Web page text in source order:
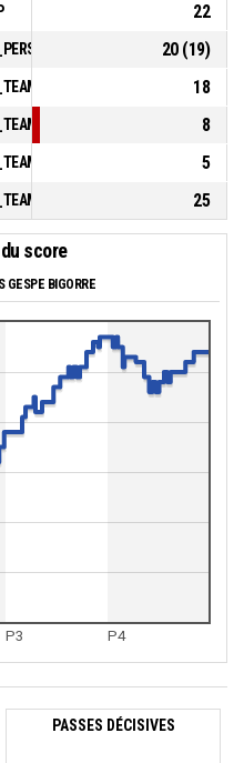
22
20(19)
18
8
5
25
score
GESPE BIGORRE
P3 P4
PASSES DÉCISIVES